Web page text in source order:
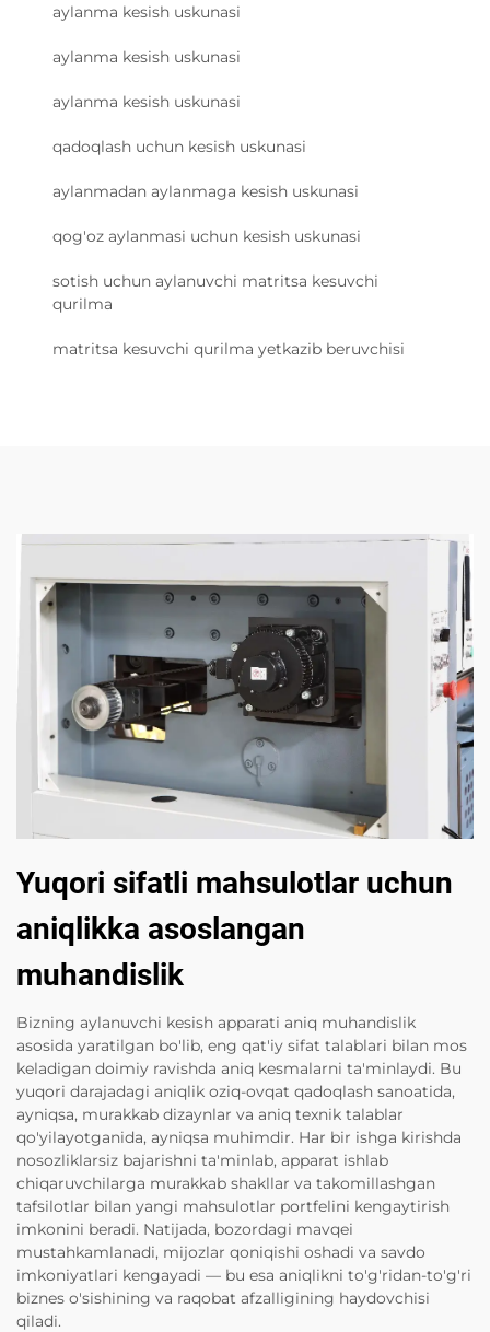
aylanma kesish uskunasi
aylanma kesish uskunasi
aylanma kesish uskunasi
qadoqlash uchun kesish uskunasi
aylanmadan aylanmaga kesish uskunasi
qog'oz aylanmasi uchun kesish uskunasi
sotish uchun aylanuvchi matritsa kesuvchi
qurilma
matritsa kesuvchi qurilma yetkazib beruvchisi
Yuqori sifatli mahsulotlar uchun
aniqlikka asoslangan
muhandislik
Bizning aylanuvchi kesish apparati aniq muhandislik
asosida yaratilgan bo'lib, eng qat'iy sifat talablari bilan mos
keladigan doimiy ravishda aniq kesmalarni ta'minlaydi. Bu
yuqori darajadagi aniqlik oziq-ovqat qadoqlash sanoatida,
ayniqsa, murakkab dizaynlar va aniq texnik talablar
qo'yilayotganida, ayniqsa muhimdir. Har bir ishga kirishda
nosozliklarsiz bajarishni ta'minlab, apparat ishlab
chiqaruvchilarga murakkab shakllar va takomillashgan
tafsilotlar bilan yangi mahsulotlar portfelini kengaytirish
imkonini beradi. Natijada, bozordagi mavqei
mustahkamlanadi, mijozlar qoniqishi oshadi va savdo
imkoniyatlari kengayadi — bu esa aniqlikni to'g'ridan-to'g'ri
biznes o'sishining va raqobat afzalligining haydovchisi
qiladi.